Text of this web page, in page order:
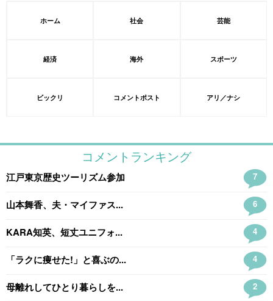
ホーム 社会 芸能
経済 海外 スポーツ
ビックリ コメントポスト アリ／ナシ